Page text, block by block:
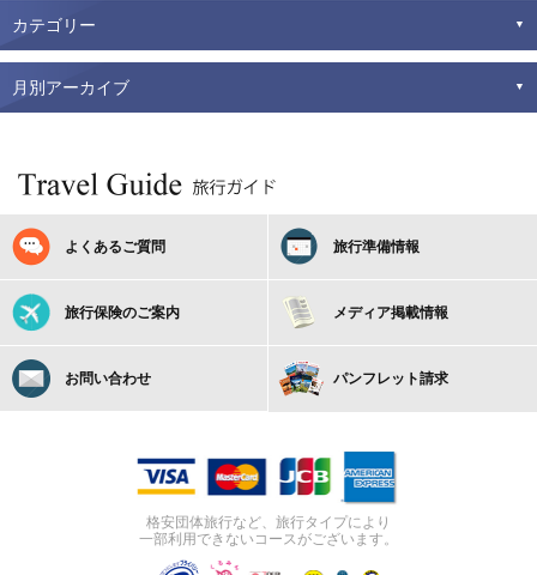
カテゴリー
月別アーカイブ
よくあるご質問 旅行準備情報
旅行保険のご案内 メディア掲載情報
お問い合わせ パンフレット請求
格安団体旅行など、旅行タイプにより
一部利用できないコースがございます。